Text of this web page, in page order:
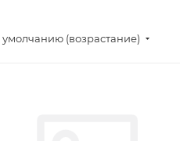
(возрастание)